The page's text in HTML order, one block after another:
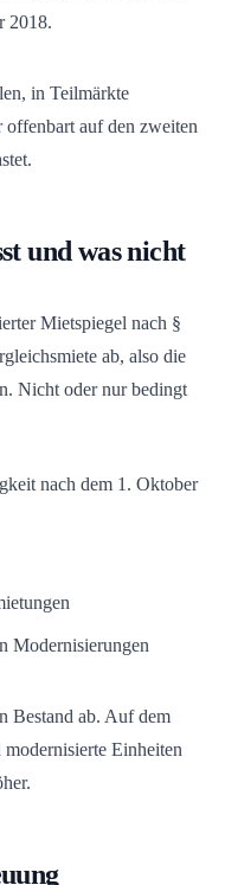
2018.
in Teilmärkte
auf den zweiten
und was nicht
Mietspiegel nach §
ab, also die
Nicht oder nur bedingt
nach dem 1. Oktober
Modernisierungen
Bestand ab. Auf dem
Einheiten